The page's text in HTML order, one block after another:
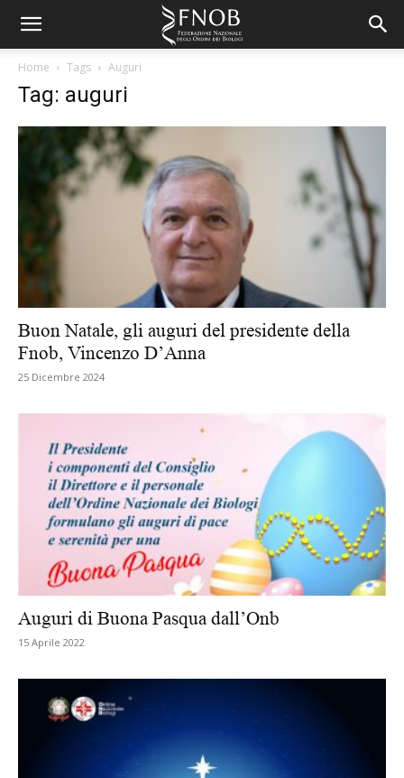
Home Tags Auguri
Tag: auguri
Buon Natale, gli auguri del presidente della
Fnob, Vincenzo D’Anna
25 Dicembre 2024
Auguri di Buona Pasqua dall’Onb
15 Aprile 2022